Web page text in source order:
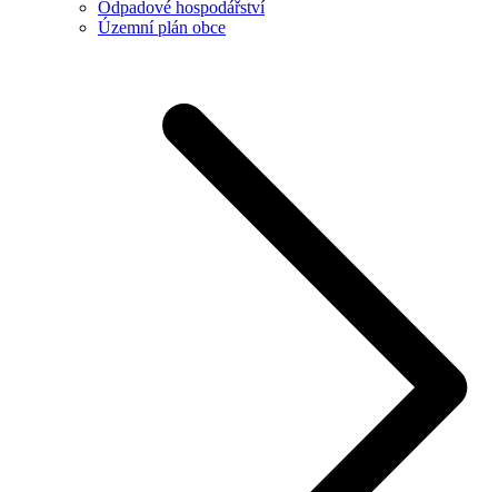
Odpadové hospodářství
Územní plán obce